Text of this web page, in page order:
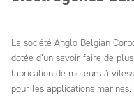
La société Anglo Belgian
dotée d’un savoir-faire de
fabrication de moteurs à
pour les applications marines.